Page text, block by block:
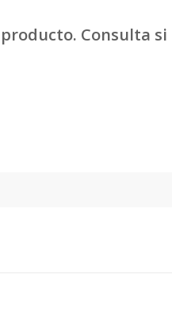
Consulta si